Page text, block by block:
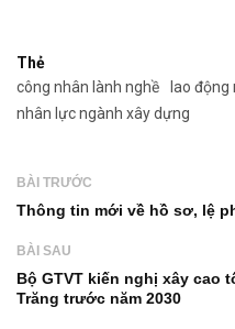
Thẻ
công nhân lành nghề
lao
nhân lực ngành xây dựng
BÀI TRƯỚC
Thông tin mới về hồ sơ, lệ
BÀI SAU
Bộ GTVT kiến nghị xây cao
Trăng trước năm 2030